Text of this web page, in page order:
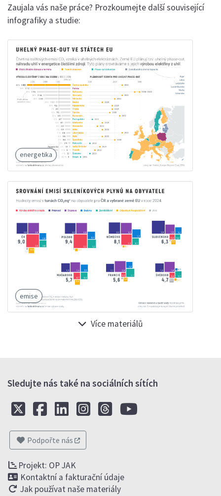
Zaujala vás naše práce? Prozkoumejte další související
infografiky a studie:
energetika
emise
Více materiálů
Sledujte nás také na sociálních sítích
Podpořte nás
Projekt: OP JAK
Kontaktní a fakturační údaje
Jak používat naše materiály